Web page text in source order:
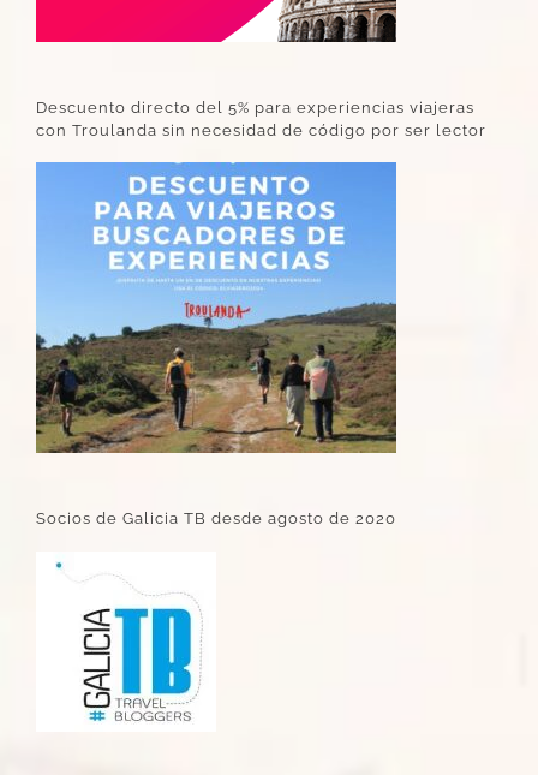
Descuento directo del 5% para experiencias viajeras
con Troulanda sin necesidad de código por ser lector
Socios de Galicia TB desde agosto de 2020